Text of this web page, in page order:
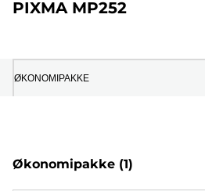
PIXMA MP252
ØKONOMIPAKKE
Økonomipakke (1)